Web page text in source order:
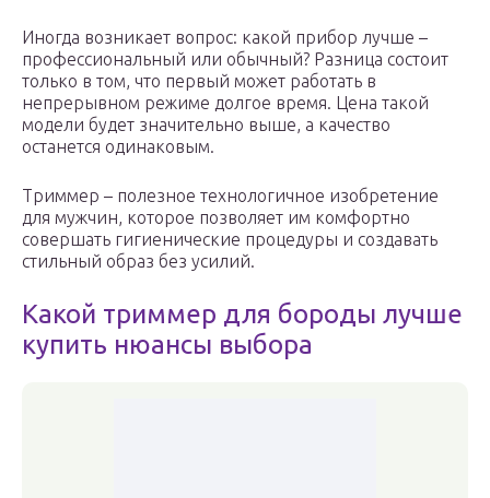
Иногда возникает вопрос: какой прибор лучше –
профессиональный или обычный? Разница состоит
только в том, что первый может работать в
непрерывном режиме долгое время. Цена такой
модели будет значительно выше, а качество
останется одинаковым.
Триммер – полезное технологичное изобретение
для мужчин, которое позволяет им комфортно
совершать гигиенические процедуры и создавать
стильный образ без усилий.
Какой триммер для бороды лучше
купить нюансы выбора